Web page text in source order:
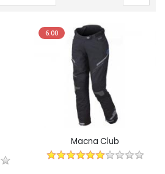
6.00
Macna Club